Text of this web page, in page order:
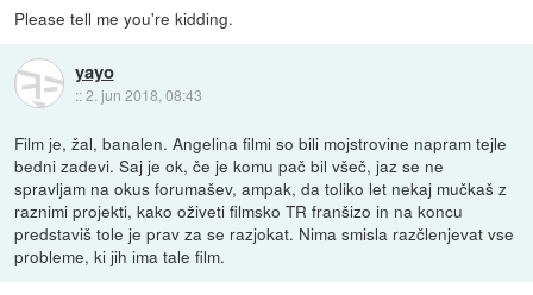
Please tell me you're kidding.
yayo
::2. jun 2018, 08:43
Film je, žal, banalen. Angelina filmi so bili mojstrovine napram tejle
bedni zadevi. Saj je ok, če je komu pač bil všeč, jaz se ne
spravljam na okus forumašev, ampak, da toliko let nekaj mučkaš z
raznimi projekti, kako oživeti filmsko TR franšizo in na koncu
predstaviš tole je prav za se razjokat. Nima smisla razčlenjevat vse
probleme, ki jih ima tale film.